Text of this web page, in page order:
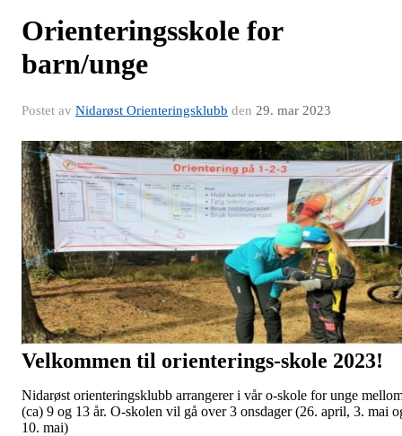
Orienteringsskole for
barn/unge
Postet av Nidarøst Orienteringsklubb den 29. mar 2023
Velkommen til orienterings-skole 2023!
Nidarøst orienteringsklubb arrangerer i vår o-skole for unge
(ca) 9 og 13 år. O-skolen vil gå over 3 onsdager (26. april, 3. mai
10. mai)